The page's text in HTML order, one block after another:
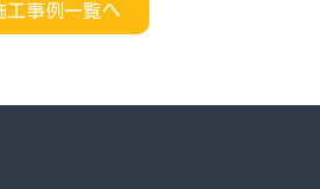
工事例一覧へ